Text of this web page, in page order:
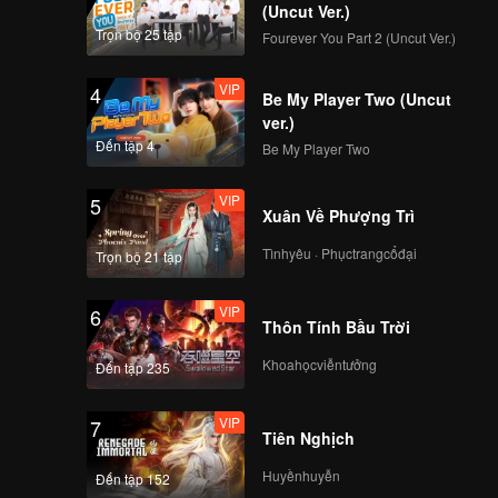
tiến
Trọn bộ 25 tập
(Uncut Ver.)
Fourever You Part 2 (Uncut Ver.)
4
Đến tập 4
VIP
Be My Player Two (Uncut
ver.)
Be My Player Two
5
Trọn bộ 21 tập
VIP
Xuân Về Phượng Trì
Tìnhyêu · Phụctrangcổđại
6
Đến tập 235
VIP
Thôn Tính Bầu Trời
Khoahọcviễntưởng
7
Đến tập 152
VIP
Tiên Nghịch
Huyềnhuyễn